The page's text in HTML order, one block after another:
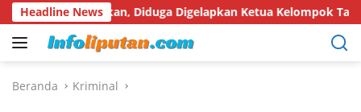
Langsung
ke
konten
Headline News
Diduga Digelapkan Ketua Kelompok Tani Hari
Beranda Kriminal